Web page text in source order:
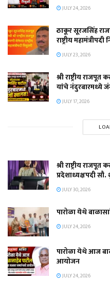
JULY 24, 2026
ठाकूर सूरजसिंह
राष्ट्रीय महामंत्रीपदी
JULY 23, 2026
श्री राष्ट्रीय
यांचे नंदुरबारमध्ये
JULY 17, 2026
श्री राष्ट्रीय राजपूत
प्रदेशाध्यक्षपदी
JULY 30, 2026
पारोळा येथे
JULY 24, 2026
पारोळा येथे आज
आयोजन
JULY 24, 2026